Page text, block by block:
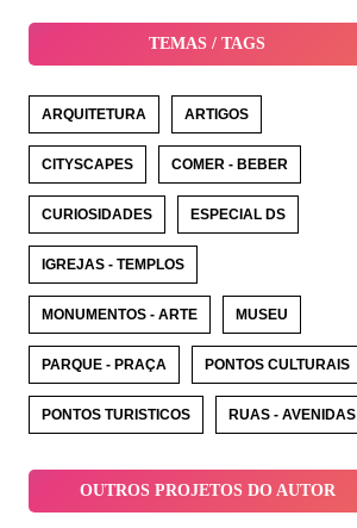
TEMAS / TAGS
ARQUITETURA ARTIGOS
CITYSCAPES COMER - BEBER
CURIOSIDADES ESPECIAL DS
IGREJAS - TEMPLOS
MONUMENTOS - ARTE MUSEU
PARQUE - PRAÇA PONTOS CULTURAIS
PONTOS TURISTICOS RUAS - AVENIDAS
OUTROS PROJETOS DO AUTOR